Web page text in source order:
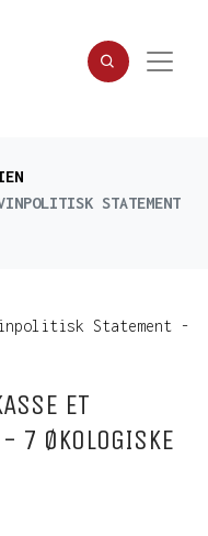
STATEMENT
ET
7 ØKOLOGISKE